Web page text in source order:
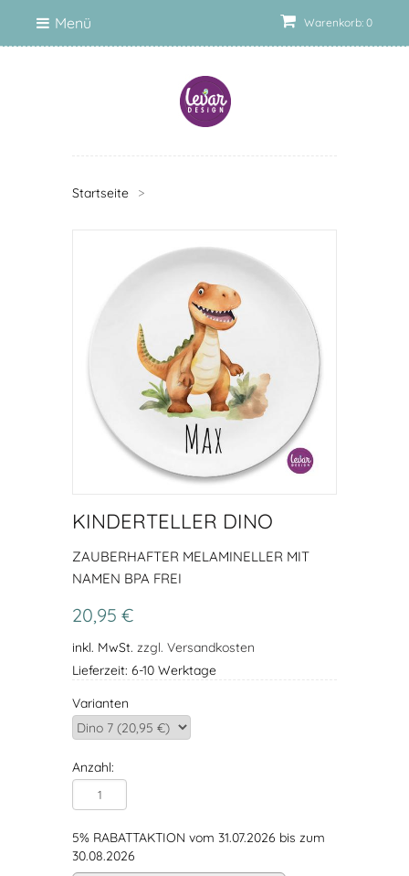
Warenkorb: 0
Menü
Startseite >
KINDERTELLER DINO
ZAUBERHAFTER MELAMINELLER MIT
NAMEN BPA FREI
20,95 €
inkl. MwSt. zzgl. Versandkosten
Lieferzeit: 6-10 Werktage
Varianten
Anzahl:
5% RABATTAKTION vom 31.07.2026 bis zum
30.08.2026